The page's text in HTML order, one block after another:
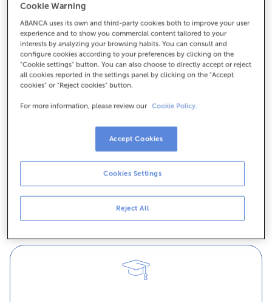
estudante para formar knowmads, nómades do
coñecemento e a innovación:os profesionais do
futuro.
A UIE dispón de dous campus na Coruña e Vigo e
Compostela, tres bibliotecas multicampus,
instalacións deportivas e unha residencia de
estudantes situada en Pontevedra. Todo iso
complétase cun campus virtual de última xeración,
así como os medios tecnolóxicos e multimedia máis
avanzados nas súas aulas.
Cookie Warning
ABANCA uses its own and third-party cookies both to improve your user
experience and to show you commercial content tailored to your
interests by analyzing your browsing habits. You can consult and
configure cookies according to your preferences by clicking on the
"Cookie settings" button. You can also choose to directly accept or reject
all cookies reported in the settings panel by clicking on the "Accept
cookies" or "Reject cookies" button.
For more information, please review our Cookie Policy.
Reject All
Cookies Settings
Accept Cookies